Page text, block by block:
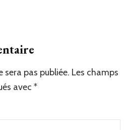
sera pas publiée. Les champs
avec *